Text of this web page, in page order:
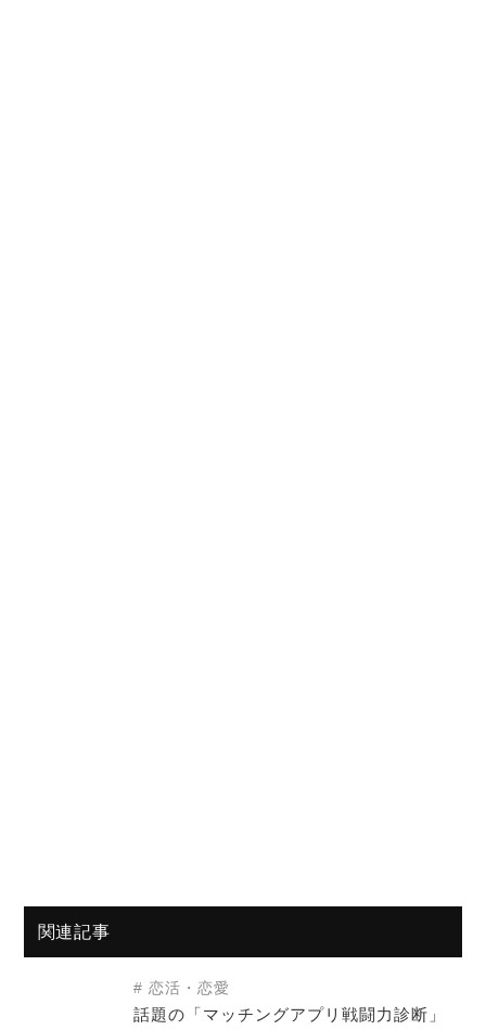
関連記事
恋活・恋愛
話題の「マッチングアプリ戦闘力診断」